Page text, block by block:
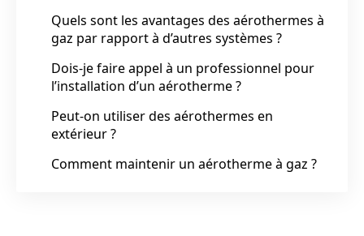
Quels sont les avantages des aérothermes à
gaz par rapport à d’autres systèmes ?
Dois-je faire appel à un professionnel pour
l’installation d’un aérotherme ?
Peut-on utiliser des aérothermes en
extérieur ?
Comment maintenir un aérotherme à gaz ?